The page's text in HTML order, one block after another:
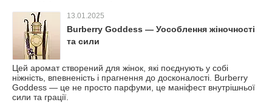
13.01.2025
Burberry Goddess — Уособлення жіночності
та сили
Цей аромат створений для жінок, які поєднують у собі
ніжність, впевненість і прагнення до досконалості. Burberry
Goddess — це не просто парфуми, це маніфест внутрішньої
сили та грації.